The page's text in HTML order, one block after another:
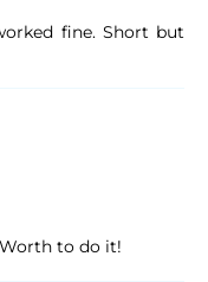
fine. Short but
to do it!